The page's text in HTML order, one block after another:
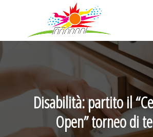
Disabilità: partito il
Open” torneo di